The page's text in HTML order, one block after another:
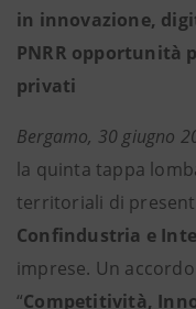
in innovazione,
PNRR opportunità
privati
Bergamo, 30 giugno
la quinta tappa
territoriali di
Confindustria e
imprese. Un
“Competitività,